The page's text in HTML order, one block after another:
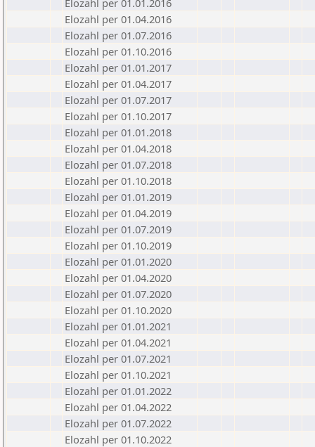
Elozahl per 01.01.2016
Elozahl per 01.04.2016
Elozahl per 01.07.2016
Elozahl per 01.10.2016
Elozahl per 01.01.2017
Elozahl per 01.04.2017
Elozahl per 01.07.2017
Elozahl per 01.10.2017
Elozahl per 01.01.2018
Elozahl per 01.04.2018
Elozahl per 01.07.2018
Elozahl per 01.10.2018
Elozahl per 01.01.2019
Elozahl per 01.04.2019
Elozahl per 01.07.2019
Elozahl per 01.10.2019
Elozahl per 01.01.2020
Elozahl per 01.04.2020
Elozahl per 01.07.2020
Elozahl per 01.10.2020
Elozahl per 01.01.2021
Elozahl per 01.04.2021
Elozahl per 01.07.2021
Elozahl per 01.10.2021
Elozahl per 01.01.2022
Elozahl per 01.04.2022
Elozahl per 01.07.2022
Elozahl per 01.10.2022